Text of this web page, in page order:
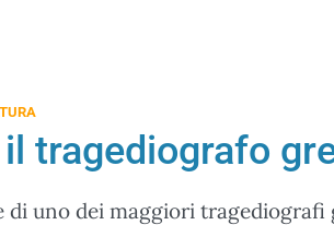
tragediografo
di uno dei maggiori tragediografi